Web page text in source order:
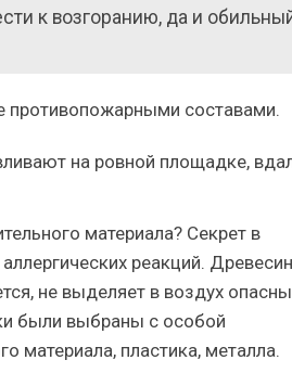
к возгоранию, да и
противопожарными составами.
на ровной площадке,
материала? Секрет в
реакций.
не выделяет в воздух
были выбраны с особой
материала, пластика, металла.